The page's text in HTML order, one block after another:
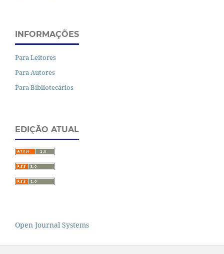
INFORMAÇÕES
Para Leitores
Para Autores
Para Bibliotecários
EDIÇÃO ATUAL
Open Journal Systems